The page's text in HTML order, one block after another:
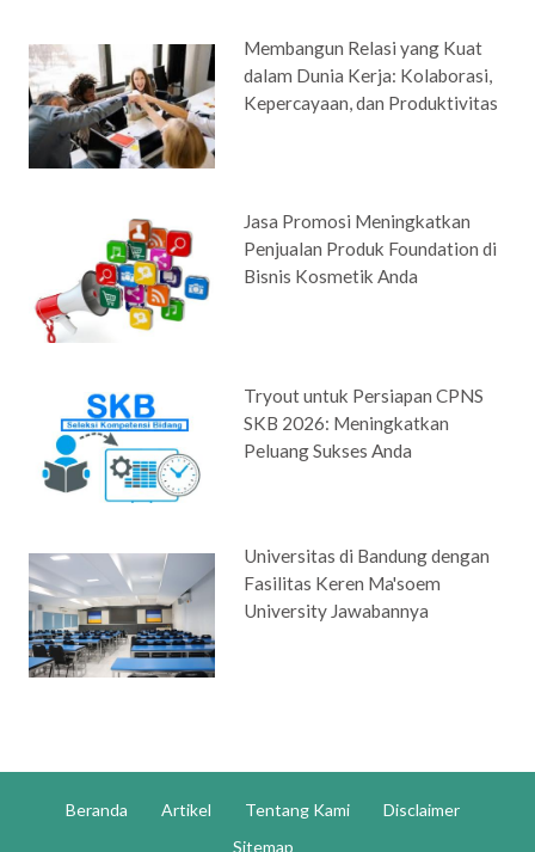
Membangun Relasi yang Kuat
dalam Dunia Kerja: Kolaborasi,
Kepercayaan, dan Produktivitas
Jasa Promosi Meningkatkan
Penjualan Produk Foundation di
Bisnis Kosmetik Anda
Tryout untuk Persiapan CPNS
SKB 2026: Meningkatkan
Peluang Sukses Anda
Universitas di Bandung dengan
Fasilitas Keren Ma'soem
University Jawabannya
Beranda Artikel Tentang Kami
Disclaimer
Sitemap